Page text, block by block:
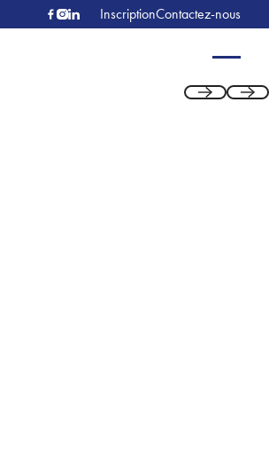
InscriptionContactez-nous